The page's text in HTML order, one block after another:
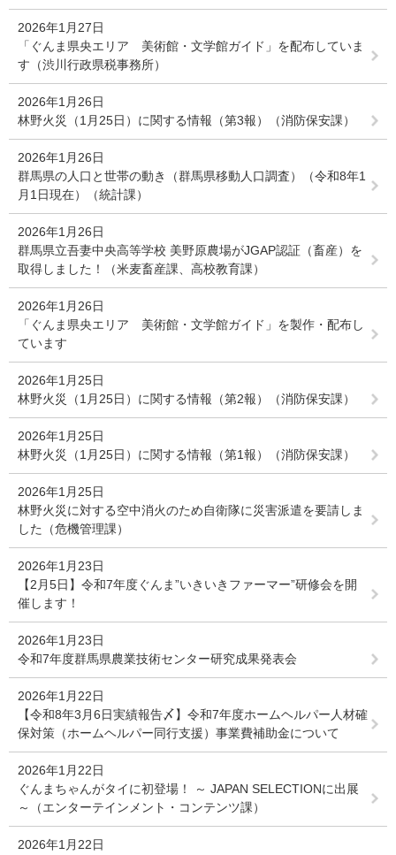
2026年1月27日
「ぐんま県央エリア 美術館・文学館ガイド」を配布していま
す（渋川行政県税事務所）
2026年1月26日
林野火災（1月25日）に関する情報（第3報）（消防保安課）
2026年1月26日
群馬県の人口と世帯の動き（群馬県移動人口調査）（令和8年1
月1日現在）（統計課）
2026年1月26日
群馬県立吾妻中央高等学校 美野原農場がJGAP認証（畜産）を
取得しました！（米麦畜産課、高校教育課）
2026年1月26日
「ぐんま県央エリア 美術館・文学館ガイド」を製作・配布し
ています
2026年1月25日
林野火災（1月25日）に関する情報（第2報）（消防保安課）
2026年1月25日
林野火災（1月25日）に関する情報（第1報）（消防保安課）
2026年1月25日
林野火災に対する空中消火のため自衛隊に災害派遣を要請しま
した（危機管理課）
2026年1月23日
【2月5日】令和7年度ぐんま”いきいきファーマー”研修会を開
催します！
2026年1月23日
令和7年度群馬県農業技術センター研究成果発表会
2026年1月22日
【令和8年3月6日実績報告〆】令和7年度ホームヘルパー人材確
保対策（ホームヘルパー同行支援）事業費補助金について
2026年1月22日
ぐんまちゃんがタイに初登場！ ～ JAPAN SELECTIONに出展
～（エンターテインメント・コンテンツ課）
2026年1月22日